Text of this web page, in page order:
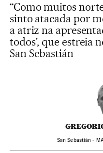
“Como muitos
sinto atacada por
a atriz na
todos’, que estreia
San Sebastián
San Sebastián -